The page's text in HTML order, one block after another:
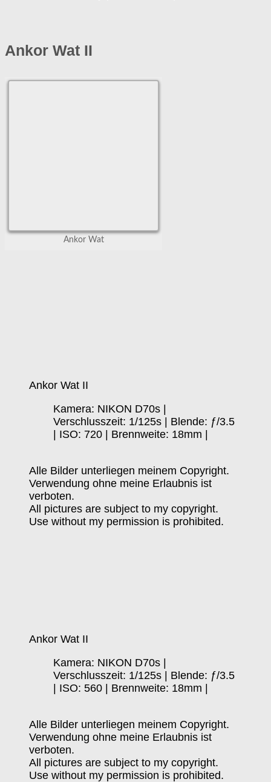
Ankor Wat II
Ankor Wat
Ankor Wat II
Kamera: NIKON D70s |
Verschlusszeit: 1/125s | Blende: ƒ/3.5
| ISO: 720 | Brennweite: 18mm |
Alle Bilder unterliegen meinem Copyright.
Verwendung ohne meine Erlaubnis ist
verboten.
All pictures are subject to my copyright.
Use without my permission is prohibited.
Ankor Wat II
Kamera: NIKON D70s |
Verschlusszeit: 1/125s | Blende: ƒ/3.5
| ISO: 560 | Brennweite: 18mm |
Alle Bilder unterliegen meinem Copyright.
Verwendung ohne meine Erlaubnis ist
verboten.
All pictures are subject to my copyright.
Use without my permission is prohibited.